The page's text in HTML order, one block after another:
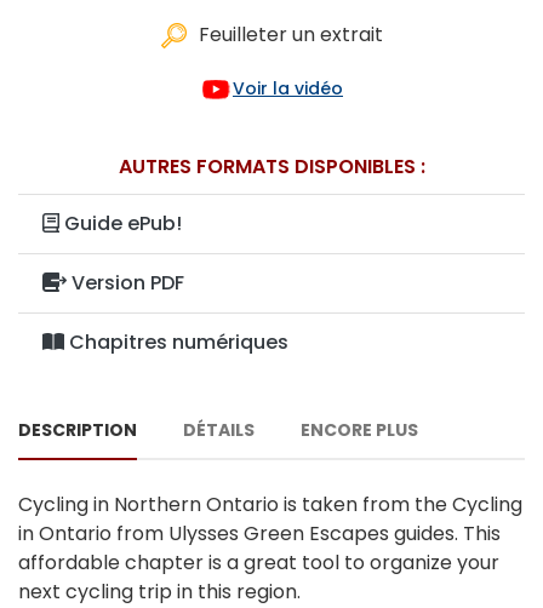
Feuilleter un extrait
Voir la vidéo
AUTRES FORMATS DISPONIBLES :
Guide ePub!
Version PDF
Chapitres numériques
DESCRIPTION DÉTAILS ENCORE PLUS
Cycling in Northern Ontario is taken from the Cycling
in Ontario from Ulysses Green Escapes guides. This
affordable chapter is a great tool to organize your
next cycling trip in this region.